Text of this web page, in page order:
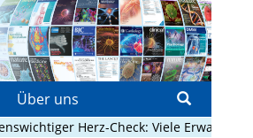
Über uns
Herz-Check: Viele